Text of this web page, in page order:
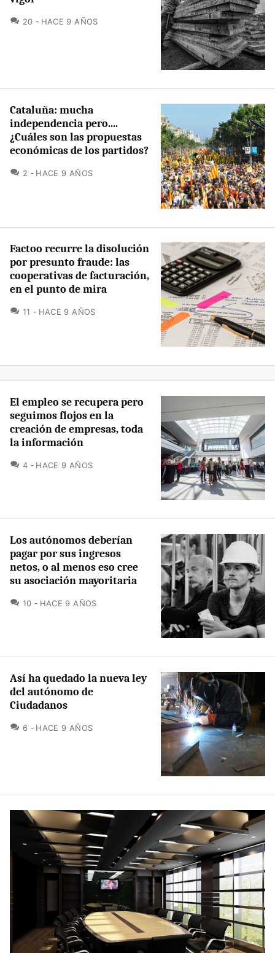
20 COMENTARIOS
HACE 9 AÑOS
Cataluña: mucha
independencia pero....
¿Cuáles son las propuestas
económicas de los partidos?
2 COMENTARIOS
HACE 9 AÑOS
Factoo recurre la disolución
por presunto fraude: las
cooperativas de facturación,
en el punto de mira
11 COMENTARIOS
HACE 9 AÑOS
El empleo se recupera pero
seguimos flojos en la
creación de empresas, toda
la información
4 COMENTARIOS
HACE 9 AÑOS
Los autónomos deberían
pagar por sus ingresos
netos, o al menos eso cree
su asociación mayoritaria
10 COMENTARIOS
HACE 9 AÑOS
Así ha quedado la nueva ley
del autónomo de
Ciudadanos
6 COMENTARIOS
HACE 9 AÑOS